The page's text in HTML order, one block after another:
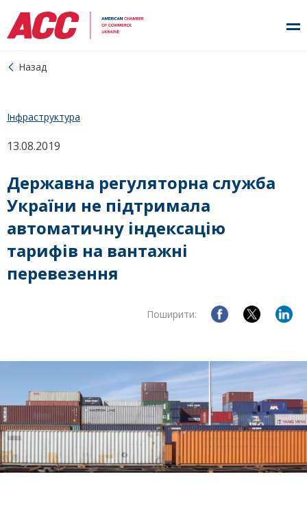
Назад
13.08.2019
Інфраструктура
Державна регуляторна служба
України не підтримала
автоматичну індексацію
тарифів на вантажні
перевезення
Поширити: